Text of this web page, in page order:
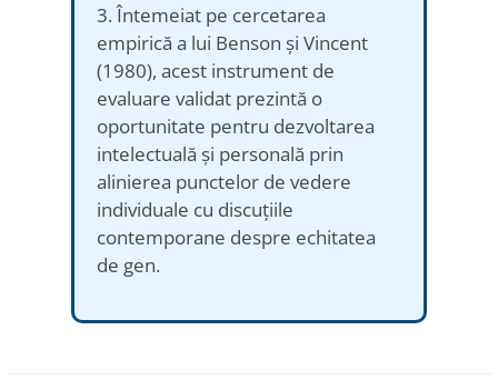
3. Întemeiat pe cercetarea
empirică a lui Benson și Vincent
(1980), acest instrument de
evaluare validat prezintă o
oportunitate pentru dezvoltarea
intelectuală și personală prin
alinierea punctelor de vedere
individuale cu discuțiile
contemporane despre echitatea
de gen.